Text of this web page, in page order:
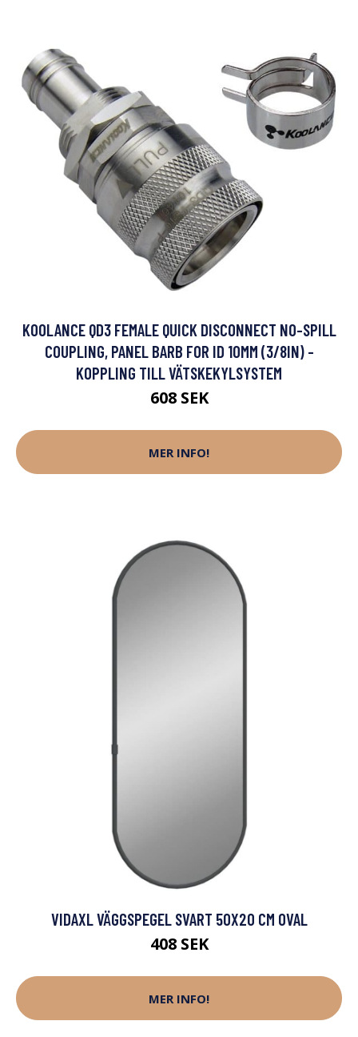
KOOLANCE QD3 FEMALE QUICK DISCONNECT NO-SPILL
COUPLING, PANEL BARB FOR ID 10MM (3/8IN) -
KOPPLING TILL VÄTSKEKYLSYSTEM
608 SEK
MER INFO!
VIDAXL VÄGGSPEGEL SVART 50X20 CM OVAL
408 SEK
MER INFO!